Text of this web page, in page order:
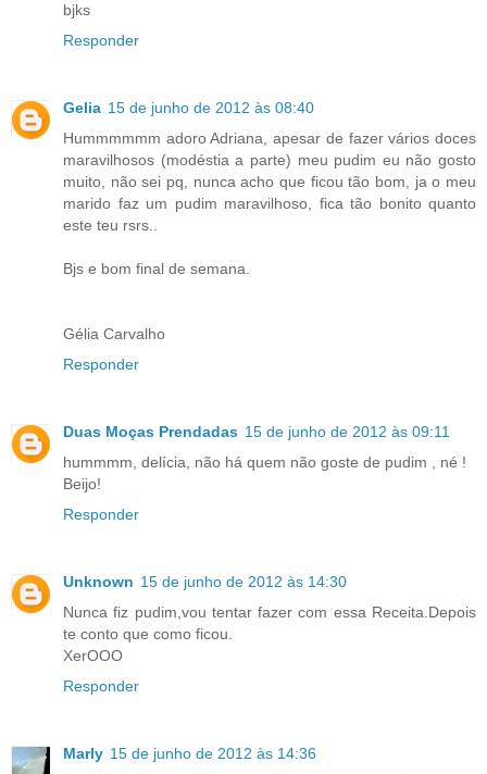
bjks
Responder
Gelia 15 de junho de 2012 às 08:40
Hummmmmm adoro Adriana, apesar de fazer vários doces
maravilhosos (modéstia a parte) meu pudim eu não gosto
muito, não sei pq, nunca acho que ficou tão bom, ja o meu
marido faz um pudim maravilhoso, fica tão bonito quanto
este teu rsrs..
Bjs e bom final de semana.
Gélia Carvalho
Responder
Duas Moças Prendadas 15 de junho de 2012 às 09:11
hummmm, delícia, não há quem não goste de pudim , né !
Beijo!
Responder
Unknown 15 de junho de 2012 às 14:30
Nunca fiz pudim,vou tentar fazer com essa Receita.Depois
te conto que como ficou.
XerOOO
Responder
Marly 15 de junho de 2012 às 14:36